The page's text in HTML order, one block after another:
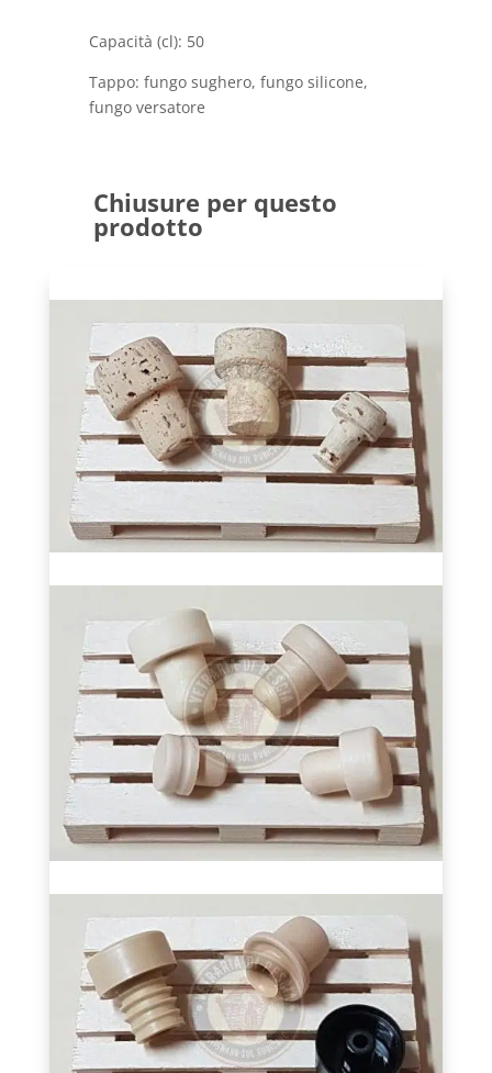
Capacità (cl): 50
Tappo: fungo sughero, fungo silicone,
fungo versatore
Chiusure per questo
prodotto